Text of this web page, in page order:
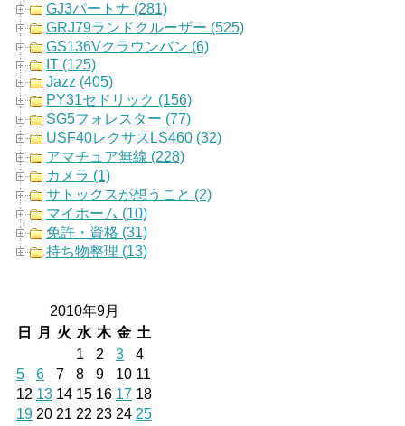
GJ3パートナ (281)
GRJ79ランドクルーザー (525)
GS136Vクラウンバン (6)
IT (125)
Jazz (405)
PY31セドリック (156)
SG5フォレスター (77)
USF40レクサスLS460 (32)
アマチュア無線 (228)
カメラ (1)
サトックスが想うこと (2)
マイホーム (10)
免許・資格 (31)
持ち物整理 (13)
2010年9月
日
月 火 水 木 金 土
1
2 3
4
5
6 7 8 9 10 11
12 13 14 15 16 17 18
19 20 21 22 23 24 25